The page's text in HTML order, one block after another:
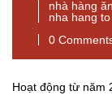
nhà hàng
nha hang
0
Hoạt động từ năm